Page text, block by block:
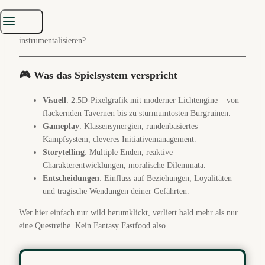
Konsequenzen
Willst du das System stürzen? Oder es für deine Zwecke
instrumentalisieren?
🎮 Was das Spielsystem verspricht
Visuell: 2.5D-Pixelgrafik mit moderner Lichtengine – von
flackernden Tavernen bis zu sturmumtosten Burgruinen.
Gameplay: Klassensynergien, rundenbasiertes
Kampfsystem, cleveres Initiativemanagement.
Storytelling: Multiple Enden, reaktive
Charakterentwicklungen, moralische Dilemmata.
Entscheidungen: Einfluss auf Beziehungen, Loyalitäten
und tragische Wendungen deiner Gefährten.
Wer hier einfach nur wild herumklickt, verliert bald mehr als nur
eine Questreihe. Kein Fantasy Fastfood also.